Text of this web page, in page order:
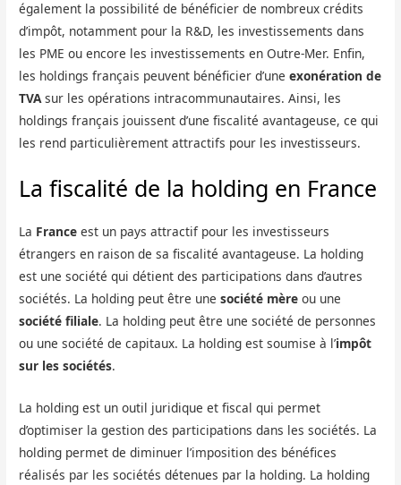
également la possibilité de bénéficier de nombreux crédits
d’impôt, notamment pour la R&D, les investissements dans
les PME ou encore les investissements en Outre-Mer. Enfin,
les holdings français peuvent bénéficier d’uneexonération de
TVAsur les opérations intracommunautaires. Ainsi, les
holdings français jouissent d’une fiscalité avantageuse, ce qui
les rend particulièrement attractifs pour les investisseurs.
La fiscalité de la holding en France
La France est un pays attractif pour les investisseurs
étrangers en raison de sa fiscalité avantageuse. La holding
est une société qui détient des participations dans d’autres
sociétés. La holding peut être unesociété mère ou une
société filiale. La holding peut être une société de personnes
ou une société de capitaux. La holding est soumise à l’impôt
sur les sociétés.
La holding est un outil juridique et fiscal qui permet
d’optimiser la gestion des participations dans les sociétés. La
holding permet de diminuer l’imposition des bénéfices
réalisés par les sociétés détenues par la holding. La holding